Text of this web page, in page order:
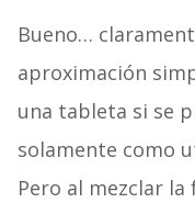
Bueno…
aproximación
una tableta si se
solamente como
Pero al mezclar